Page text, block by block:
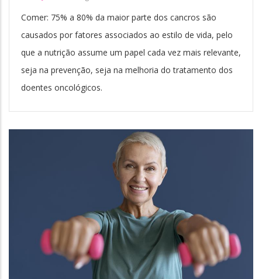
Comer: 75% a 80% da maior parte dos cancros são
causados por fatores associados ao estilo de vida, pelo
que a nutrição assume um papel cada vez mais relevante,
seja na prevenção, seja na melhoria do tratamento dos
doentes oncológicos.